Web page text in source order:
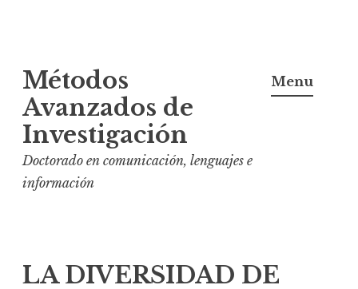
k
p
t
o
c
e
Métodos
Avanzados de
Investigación
Doctorado en comunicación, lenguajes e
información
Menu
LA DIVERSIDAD DE